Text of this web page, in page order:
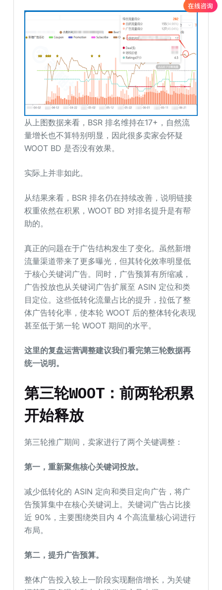
从上图数据来看，BSR 排名维持在17+，自然流
量增长也不算特别明显，因此很多卖家会怀疑
WOOT BD 是否没有效果。
实际上并非如此。
从结果来看，BSR 排名仍在持续改善，说明链接
权重依然在积累，WOOT BD 对排名提升是有帮
助的。
真正的问题在于广告结构发生了变化。虽然新增
流量渠道带来了更多曝光，但其转化效率明显低
于核心关键词广告。同时，广告预算有所缩减，
广告投放也从关键词广告扩展至 ASIN 定位和类
目定位。这些低转化流量占比的提升，拉低了整
体广告转化率，使本轮 WOOT 后的整体转化表现
甚至低于第一轮 WOOT 期间的水平。
这里的复盘运营调整建议我们看完第三轮数据再
统一说明。
第三轮WOOT：前两轮积累
开始释放
第三轮推广期间，卖家进行了两个关键调整：
第一，重新聚焦核心关键词投放。
减少低转化的 ASIN 定向和类目定向广告，将广
告预算集中在核心关键词上。关键词广告占比接
近 90%，主要围绕类目内 4 个高流量核心词进行
布局。
第二，提升广告预算。
整体广告投入较上一阶段实现翻倍增长，为关键